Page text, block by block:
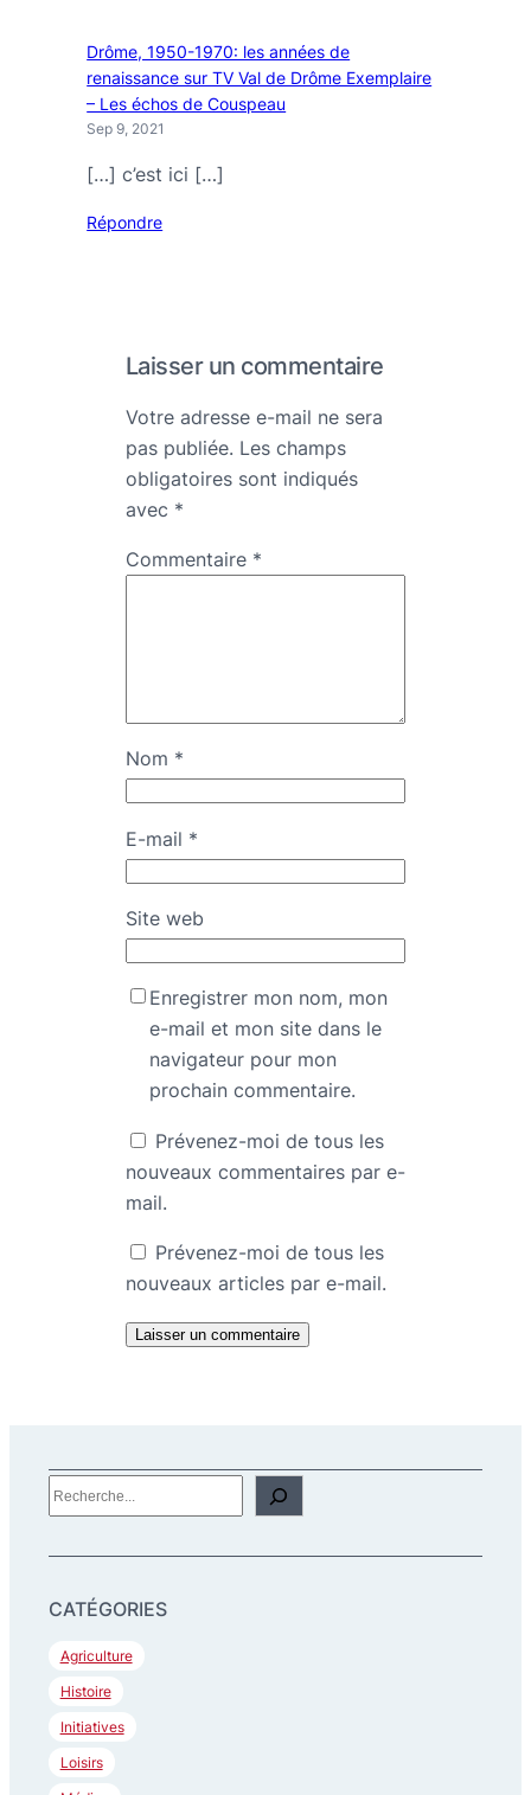
Drôme, 1950-1970: les années de
renaissance sur TV Val de Drôme Exemplaire
– Les échos de Couspeau
Sep 9, 2021
[…] c’est ici […]
Répondre
Laisser un commentaire
Votre adresse e-mail ne sera
pas publiée. Les champs
obligatoires sont indiqués
avec *
Commentaire *
Nom *
E-mail *
Site web
Enregistrer mon nom, mon
e-mail et mon site dans le
navigateur pour mon
prochain commentaire.
Prévenez-moi de tous les
nouveaux commentaires par e-
mail.
Prévenez-moi de tous les
nouveaux articles par e-mail.
R
e
c
e
CATÉGORIES
Agriculture
Histoire
Initiatives
Loisirs